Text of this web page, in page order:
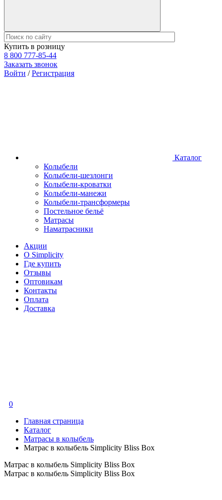
Купить в розницу
8 800 777-85-44
Заказать звонок
Войти /Регистрация
Каталог
Колыбели
Колыбели-шезлонги
Колыбели-кроватки
Колыбели-манежи
Колыбели-трансформеры
Постельное бельё
Матрасы
Наматрасники
Акции
О Simplicity
Где купить
Отзывы
Оптовикам
Контакты
Оплата
Доставка
0
Главная страница
Каталог
Матрасы в колыбель
Матрас в колыбель Simplicity Bliss Box
Матрас в колыбель Simplicity Bliss Box
Матрас в колыбель Simplicity Bliss Box